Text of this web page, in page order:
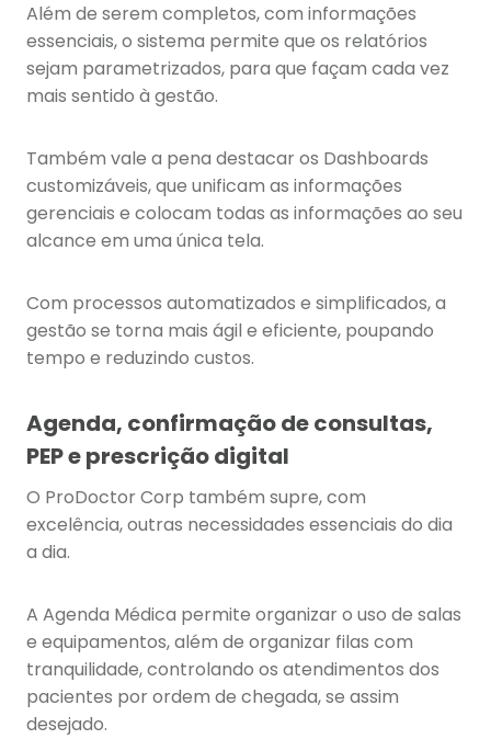
Além de serem completos, com informações
essenciais, o sistema permite que os relatórios
sejam parametrizados, para que façam cada vez
mais sentido à gestão.
Também vale a pena destacar os Dashboards
customizáveis, que unificam as informações
gerenciais e colocam todas as informações ao seu
alcance em uma única tela.
Com processos automatizados e simplificados, a
gestão se torna mais ágil e eficiente, poupando
tempo e reduzindo custos.
Agenda, confirmação de consultas,
PEP e prescrição digital
O ProDoctor Corp também supre, com
excelência, outras necessidades essenciais do dia
a dia.
A Agenda Médica permite organizar o uso de salas
e equipamentos, além de organizar filas com
tranquilidade, controlando os atendimentos dos
pacientes por ordem de chegada, se assim
desejado.